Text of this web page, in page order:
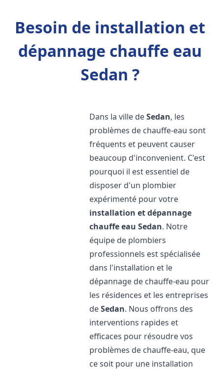
Besoin de installation et
dépannage chauffe eau
Sedan ?
Dans la ville deSedan, les
problèmes de chauffe-eau sont
fréquents et peuvent causer
beaucoup d'inconvenient. C'est
pourquoi il est essentiel de
disposer d'un plombier
expérimenté pour votre
installation et dépannage
chauffe eau Sedan. Notre
équipe de plombiers
professionnels est spécialisée
dans l'installation et le
dépannage de chauffe-eau pour
les résidences et les entreprises
deSedan. Nous offrons des
interventions rapides et
efficaces pour résoudre vos
problèmes de chauffe-eau, que
ce soit pour une installation